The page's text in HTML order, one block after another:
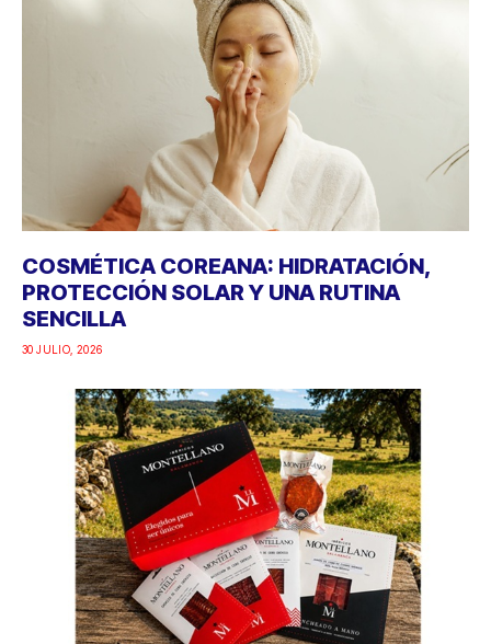
COSMÉTICA COREANA: HIDRATACIÓN,
PROTECCIÓN SOLAR Y UNA RUTINA
SENCILLA
30 JULIO, 2026